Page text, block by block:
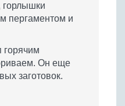
горлышки
пергаментом и
горячим
Он еще
заготовок.